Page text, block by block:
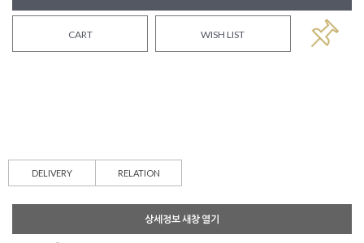
CART WISH LIST
DELIVERY RELATION
상세정보 새창 열기